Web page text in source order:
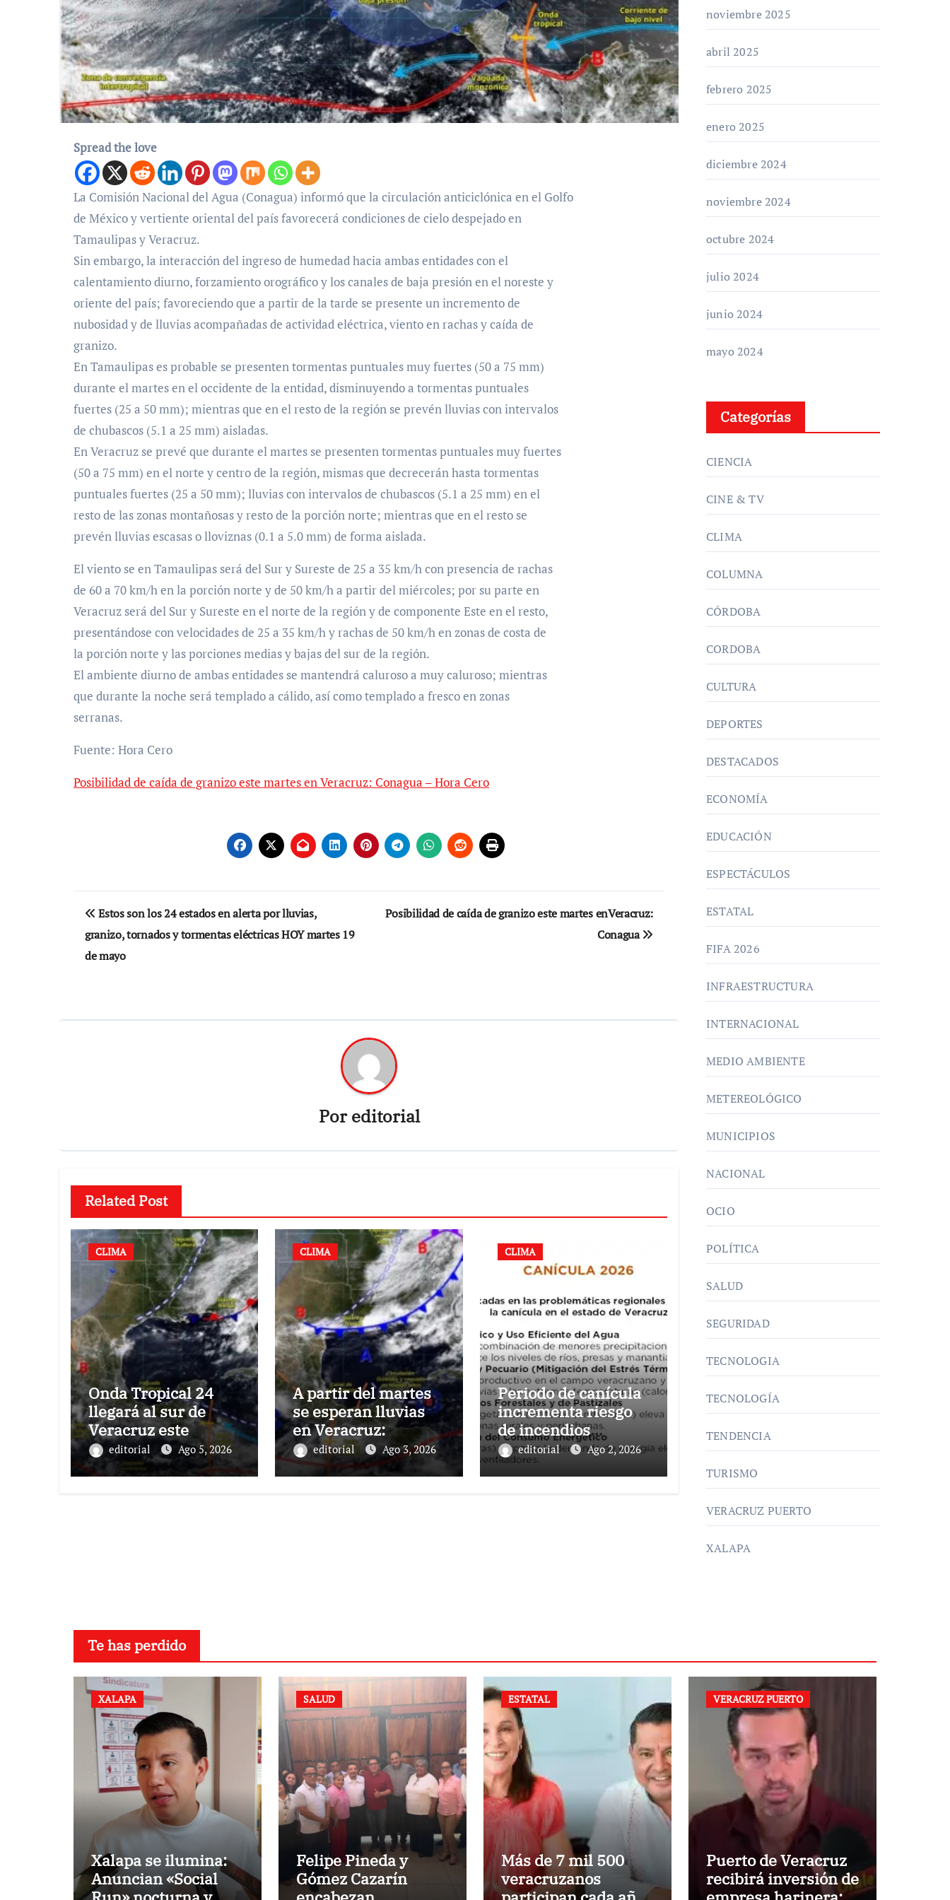
Spread the love
La Comisión Nacional del Agua (Conagua) informó que la circulación anticiclónica en el Golfo
de México y vertiente oriental del país favorecerá condiciones de cielo despejado en
Tamaulipas y Veracruz.
Sin embargo, la interacción del ingreso de humedad hacia ambas entidades con el
calentamiento diurno, forzamiento orográfico y los canales de baja presión en el noreste y
oriente del país; favoreciendo que a partir de la tarde se presente un incremento de
nubosidad y de lluvias acompañadas de actividad eléctrica, viento en rachas y caída de
granizo.
En Tamaulipas es probable se presenten tormentas puntuales muy fuertes (50 a 75 mm)
durante el martes en el occidente de la entidad, disminuyendo a tormentas puntuales
fuertes (25 a 50 mm); mientras que en el resto de la región se prevén lluvias con intervalos
de chubascos (5.1 a 25 mm) aisladas.
En Veracruz se prevé que durante el martes se presenten tormentas puntuales muy fuertes
(50 a 75 mm) en el norte y centro de la región, mismas que decrecerán hasta tormentas
puntuales fuertes (25 a 50 mm); lluvias con intervalos de chubascos (5.1 a 25 mm) en el
resto de las zonas montañosas y resto de la porción norte; mientras que en el resto se
prevén lluvias escasas o lloviznas (0.1 a 5.0 mm) de forma aislada.
El viento se en Tamaulipas será del Sur y Sureste de 25 a 35 km/h con presencia de rachas
de 60 a 70 km/h en la porción norte y de 50 km/h a partir del miércoles; por su parte en
Veracruz será del Sur y Sureste en el norte de la región y de componente Este en el resto,
presentándose con velocidades de 25 a 35 km/h y rachas de 50 km/h en zonas de costa de
la porción norte y las porciones medias y bajas del sur de la región.
El ambiente diurno de ambas entidades se mantendrá caluroso a muy caluroso; mientras
que durante la noche será templado a cálido, así como templado a fresco en zonas
serranas.
Fuente: Hora Cero
Posibilidad de caída de granizo este martes en Veracruz: Conagua – Hora Cero
Navegación
de
entradas
Estos son los 24 estados en alerta por lluvias,
granizo, tornados y tormentas eléctricas HOY martes 19
de mayo
Posibilidad de caída de granizo este martes enVeracruz:
Conagua
Poreditorial
Related Post
CLIMA
Onda Tropical 24
llegará al sur de
Veracruz este
miércoles: Conagua
editorial Ago 5, 2026
CLIMA
A partir del martes
se esperan lluvias
en Veracruz:
Conagua
editorial Ago 3, 2026
CLIMA
Periodo de canícula
incrementa riesgo
de incendios
forestales y de
pastizal en Veracruz
editorial Ago 2, 2026
noviembre 2025
abril 2025
febrero 2025
enero 2025
diciembre 2024
noviembre 2024
octubre 2024
julio 2024
junio 2024
mayo 2024
Categorías
CIENCIA
CINE & TV
CLIMA
COLUMNA
CÓRDOBA
CORDOBA
CULTURA
DEPORTES
DESTACADOS
ECONOMÍA
EDUCACIÓN
ESPECTÁCULOS
ESTATAL
FIFA 2026
INFRAESTRUCTURA
INTERNACIONAL
MEDIO AMBIENTE
METEREOLÓGICO
MUNICIPIOS
NACIONAL
OCIO
POLÍTICA
SALUD
SEGURIDAD
TECNOLOGIA
TECNOLOGÍA
TENDENCIA
TURISMO
VERACRUZ PUERTO
XALAPA
Te has perdido
XALAPA
Xalapa se ilumina:
Anuncian «Social
SALUD
Felipe Pineda y
Gómez Cazarín
ESTATAL
Más de 7 mil 500
veracruzanos
VERACRUZ PUERTO
Puerto de Veracruz
recibirá inversión de